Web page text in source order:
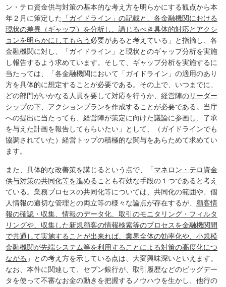
ン・テロ資金供与対策の基本的な考え方を明らかにする観点から本
年２月に策定した
「ガイドライン」の記載と、各金融機関における
現状の差異（ギャップ）を分析し、講じるべき具体的対応とアクシ
ョンを明らかにしてもらう 必要があると考えている」と指摘し、各
金融機関に対し、「ガイドライン」と現状とのギャップ分析を実施
し報告するよう求めています。そして、ギャップ分析を実施するに
当たっては、「各金融機関において「ガイドライン」の適用のあり
方を具体的に想定することが必要である。その上で、いつまでに、
どの部門がいかなる人員を要して対応を行うか、経営陣のリーダー
シップの下 、アクションプランを作成することが必要である。当庁
への提出に当たっても、経営陣が策定に向けた議論に参画し、了承
を与えた計画を報告してもらいたい」として、（ガイドラインでも
協調されていた）経営トップの積極的な関与をあらためて求めてい
ます。
また、具体的な改善策を講じるという点で、「マネロン・テロ資金
供与対策の共同化等を進める ことも有効な手段の１つであると考え
ている。業務プロセスの共同化等については、共同化の範囲や、個
人情報の適切な管理との両立等の様々な論点が存在するが、 顧客情
報の確認・収集、情報のデータ化、取引のモニタリング・フィルタ
リングや、収集した新規顧客の情報検索等のプロセスを金融機関間
で共通して実施することが出来れば、業界全体の効率化や、小規模
金融機関が先端システム等を利用することによる対策の高度化につ
ながる 」との考え方を示している点は、大変興味深いといえます。
なお、本件に関連して、セブン銀行が、取引履歴などのビッグデー
タを使って不審なお金の動きを把握するノウハウを生かし、他行の